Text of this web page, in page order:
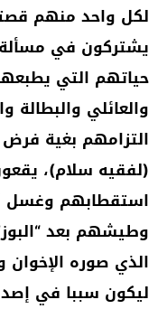
لكل واحد منهم
يشتركون في
حياتهم التي
والعائلي والبطالة
التزامهم بغية
(لفقيه سلام)،
استقطابهم وغسل
وطيشهم بعد
الذي صوره الإخوان
ليكون سببا في